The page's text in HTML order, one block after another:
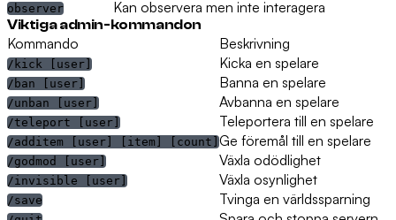
observer Kan observera men inte interagera
Viktiga admin-kommandon
Kommando Beskrivning
/kick [user] Kicka en spelare
/ban [user] Banna en spelare
/unban [user] Avbanna en spelare
/teleport [user] Teleportera till en spelare
/additem [user] [item] [count]Ge föremål till en spelare
/godmod [user] Växla odödlighet
/invisible [user] Växla osynlighet
/save Tvinga en världssparning